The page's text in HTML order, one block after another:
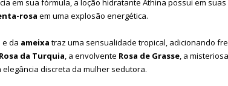
em sua fórmula, a loção hidratante Athina possui em
rosa em uma explosão energética.
e da ameixa traz uma sensualidade tropical, adicionando
Rosa da Turquia, a envolvente Rosa de Grasse, a misteriosa
discreta da mulher sedutora.